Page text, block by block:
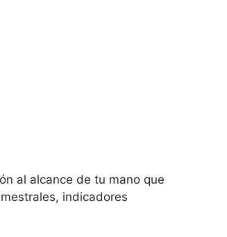
al alcance de tu mano que
indicadores